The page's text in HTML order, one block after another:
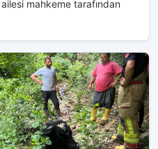
mahkeme tarafından